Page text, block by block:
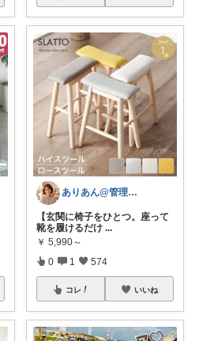
ありあん@管理職シンママの手間なし生活
【玄関に椅子をひとつ。座って
靴を履けるだけ ...
￥ 5,990～
0 1 574
コレ いいね